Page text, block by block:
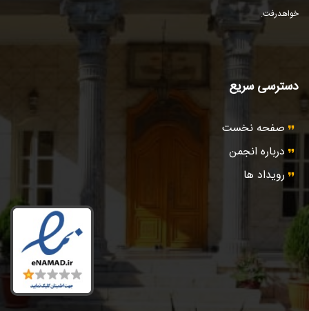
خواهد‌رفت.
دسترسی سریع
صفحه نخست
درباره انجمن
رویداد ها